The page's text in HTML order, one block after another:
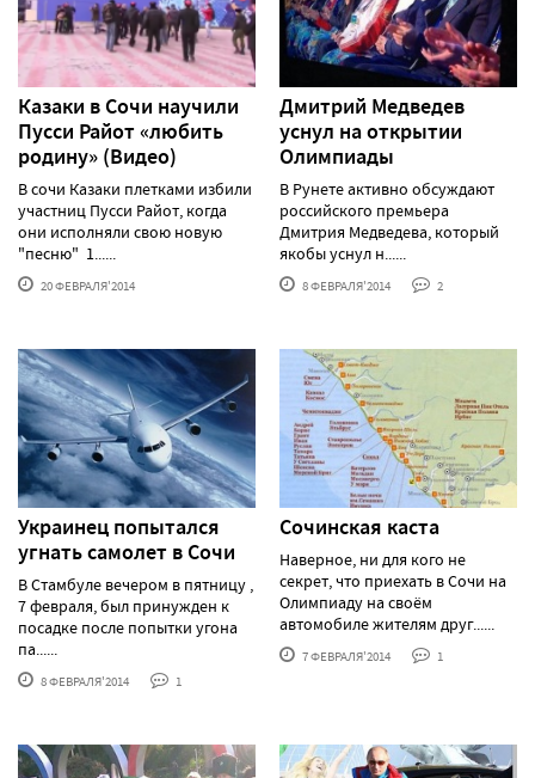
Казаки в Сочи научили
Пусси Райот «любить
родину» (Видео)
В сочи Казаки плетками избили
участниц Пусси Райот, когда
они исполняли свою новую
"песню" 1......
20 ФЕВРАЛЯ'2014
Дмитрий Медведев
уснул на открытии
Олимпиады
В Рунете активно обсуждают
российского премьера
Дмитрия Медведева, который
якобы уснул н......
8 ФЕВРАЛЯ'2014 2
Украинец попытался
угнать самолет в Сочи
В Стамбуле вечером в пятницу ,
7 февраля, был принужден к
посадке после попытки угона
па......
8 ФЕВРАЛЯ'2014 1
Сочинская каста
Наверное, ни для кого не
секрет, что приехать в Сочи на
Олимпиаду на своём
автомобиле жителям друг......
7 ФЕВРАЛЯ'2014 1